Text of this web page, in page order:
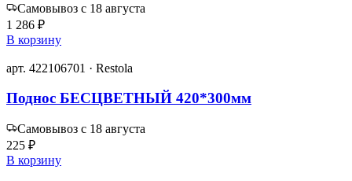
Самовывоз с 18 августа
1 286 ₽
В корзину
арт. 422106701 · Restola
Поднос БЕСЦВЕТНЫЙ 420*300мм
Самовывоз с 18 августа
225 ₽
В корзину